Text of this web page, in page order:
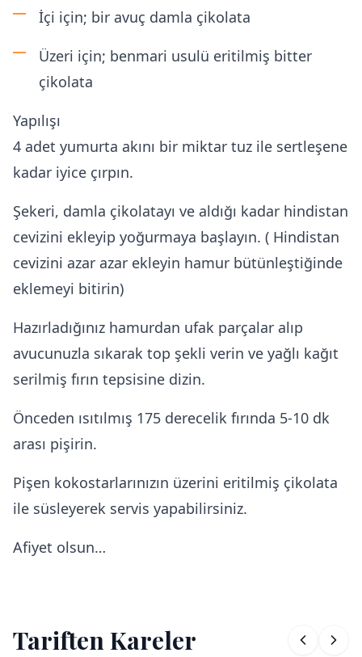
İçi için; bir avuç damla çikolata
Üzeri için; benmari usulü eritilmiş bitter
çikolata
Yapılışı
4 adet yumurta akını bir miktar tuz ile sertleşene
kadar iyice çırpın.
Şekeri, damla çikolatayı ve aldığı kadar hindistan
cevizini ekleyip yoğurmaya başlayın. ( Hindistan
cevizini azar azar ekleyin hamur bütünleştiğinde
eklemeyi bitirin)
Hazırladığınız hamurdan ufak parçalar alıp
avucunuzla sıkarak top şekli verin ve yağlı kağıt
serilmiş fırın tepsisine dizin.
Önceden ısıtılmış 175 derecelik fırında 5-10 dk
arası pişirin.
Pişen kokostarlarınızın üzerini eritilmiş çikolata
ile süsleyerek servis yapabilirsiniz.
Afiyet olsun…
Tariften Kareler